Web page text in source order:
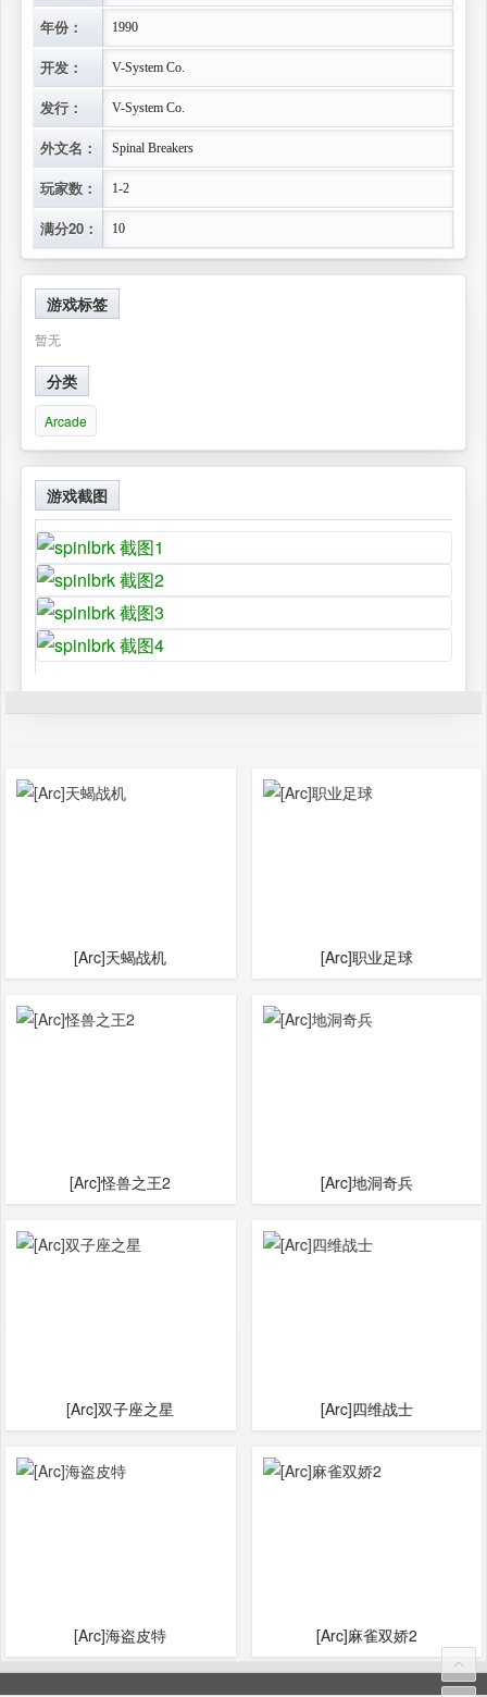
年份： 1990
开发： V-System Co.
发行： V-System Co.
外文名： Spinal Breakers
玩家数： 1-2
满分20： 10
游戏标签
暂无
分类
Arcade
游戏截图
[Arc]天蝎战机 [Arc]职业足球
[Arc]怪兽之王2 [Arc]地洞奇兵
[Arc]双子座之星 [Arc]四维战士
[Arc]海盗皮特 [Arc]麻雀双娇2